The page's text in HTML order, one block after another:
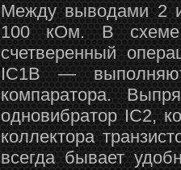
Между выводами 2
100 кОм. В схеме
счетверенный
IC1B —
компаратора.
одновибратор IC2,
коллектора
всегда бывает